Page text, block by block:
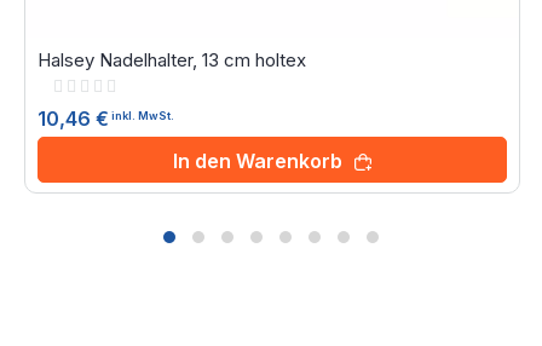
Halsey Nadelhalter, 13 cm holtex
Rating:
10,46 € inkl. MwSt.
In den Warenkorb